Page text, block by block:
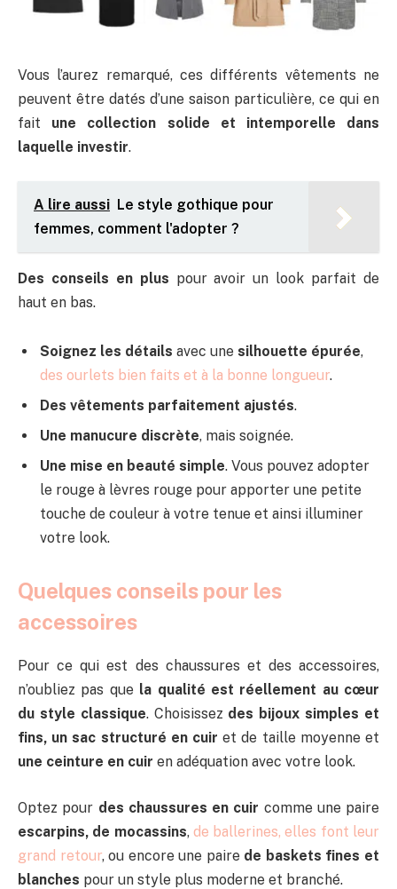
Vous l’aurez remarqué, ces différents vêtements ne
peuvent être datés d’une saison particulière, ce qui en
fait une collection solide et intemporelle dans
laquelle investir.
A lire aussi Le style gothique pour
femmes, comment l'adopter ?
Des conseils en plus pour avoir un look parfait de
haut en bas.
Soignez les détails avec une silhouette épurée,
des ourlets bien faits et à la bonne longueur.
Des vêtements parfaitement ajustés.
Une manucure discrète, mais soignée.
Une mise en beauté simple. Vous pouvez adopter
le rouge à lèvres rouge pour apporter une petite
touche de couleur à votre tenue et ainsi illuminer
votre look.
Quelques conseils pour les
accessoires
Pour ce qui est des chaussures et des accessoires,
n’oubliez pas que la qualité est réellement au cœur
du style classique. Choisissez des bijoux simples et
fins, un sac structuré en cuir et de taille moyenne et
une ceinture en cuir en adéquation avec votre look.
Optez pour des chaussures en cuir comme une paire
escarpins, de mocassins, de ballerines, elles font leur
grand retour, ou encore une paire de baskets fines et
blanches pour un style plus moderne et branché.